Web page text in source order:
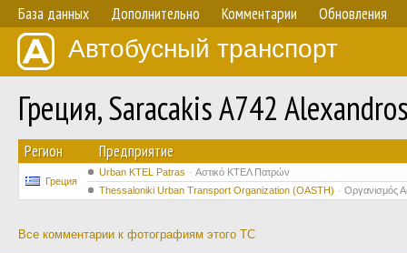
База данных Дополнительно Комментарии Обновления
Автобусный транспорт
Греция, Saracakis A742
Регион Предприятие
Греция
Urban KTEL Patras
Αστικό ΚΤΕΛ Πατρών
Thessaloniki Urban Transport Organization (OASTH)
Οργανισμός
Все комментарии к фотографиям этого ТС